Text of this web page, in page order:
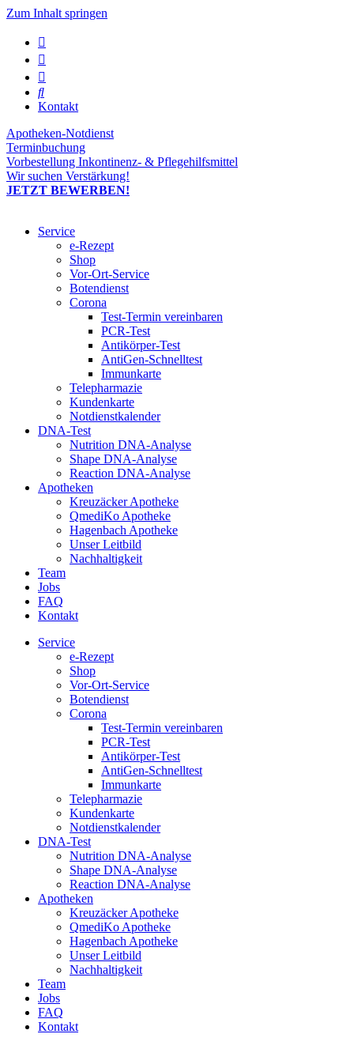
Zum Inhalt springen
Kontakt
Apotheken-Notdienst
Terminbuchung
Vorbestellung Inkontinenz- & Pflegehilfsmittel
Wir suchen Verstärkung!
JETZT BEWERBEN!
Service
e-Rezept
Shop
Vor-Ort-Service
Botendienst
Corona
Test-Termin vereinbaren
PCR-Test
Antikörper-Test
AntiGen-Schnelltest
Immunkarte
Telepharmazie
Kundenkarte
Notdienstkalender
DNA-Test
Nutrition DNA-Analyse
Shape DNA-Analyse
Reaction DNA-Analyse
Apotheken
Kreuzäcker Apotheke
QmediKo Apotheke
Hagenbach Apotheke
Unser Leitbild
Nachhaltigkeit
Team
Jobs
FAQ
Kontakt
Service
e-Rezept
Shop
Vor-Ort-Service
Botendienst
Corona
Test-Termin vereinbaren
PCR-Test
Antikörper-Test
AntiGen-Schnelltest
Immunkarte
Telepharmazie
Kundenkarte
Notdienstkalender
DNA-Test
Nutrition DNA-Analyse
Shape DNA-Analyse
Reaction DNA-Analyse
Apotheken
Kreuzäcker Apotheke
QmediKo Apotheke
Hagenbach Apotheke
Unser Leitbild
Nachhaltigkeit
Team
Jobs
FAQ
Kontakt